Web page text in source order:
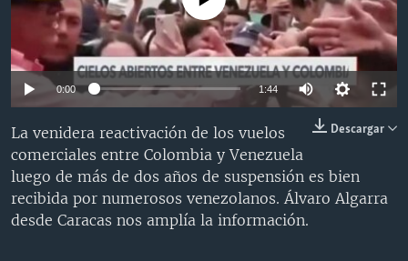
VENEZUELA
BRASIL
NICARAGUA
ECONOMÍA
ENTRETENIMIENTO Y CULTURA
TECNOLOGÍA
CIENCIA Y SALUD
MULTIMEDIA
VIDEOS
FOTOGRAFÍA
PROGRAMAS TV
EL MUNDO AL DÍA
VISIÓN 360
LAS CLAVES
PANORAMA
RADIO
AUDIONOTICIAS
BUENOS DÍAS AMÉRICA
ESTADOS UNIDOS AL DÍA
DOCUMENTALES DE LA VOA
Learning English
0:00 1:44
Descargar
La venidera reactivación de los vuelos
comerciales entre Colombia y Venezuela
luego de más de dos años de suspensión es bien
recibida por numerosos venezolanos. Álvaro Algarra
desde Caracas nos amplía la información.